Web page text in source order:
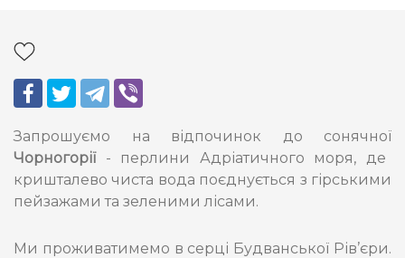
Запрошуємо на відпочинок до сонячної
Чорногорії - перлини Адріатичного моря, де
кришталево чиста вода поєднується з гірськими
пейзажами та зеленими лісами.
Ми проживатимемо в серці Будванської Рів’єри.